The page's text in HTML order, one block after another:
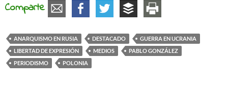
Comparte
ANARQUISMO EN RUSIA DESTACADO
GUERRA EN UCRANIA
LIBERTAD DE EXPRESIÓN
MEDIOS
PABLO GONZÁLEZ
PERIODISMO
POLONIA